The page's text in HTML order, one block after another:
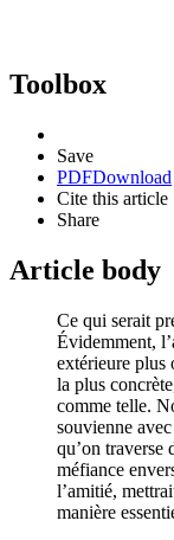
Toolbox
Save
PDFDownload
Cite this article
Share
Article body
Ce qui serait
Évidemment,
extérieure plus
la plus
comme telle.
souvienne
qu’on
méfiance
l’amitié,
manière